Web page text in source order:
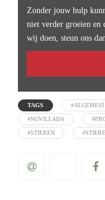
Zonder jouw hulp
niet verder groeien en
wij doen, steun ons
TAGS #ALGEMESÍ
#NOVILLADA
#STIEREN